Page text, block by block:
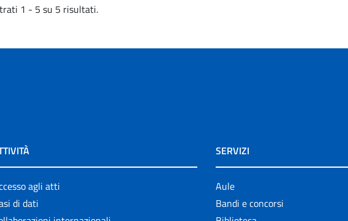
1 - 5 su 5 risultati.
agli atti
di dati
SERVIZI
Aule
Bandi e concorsi